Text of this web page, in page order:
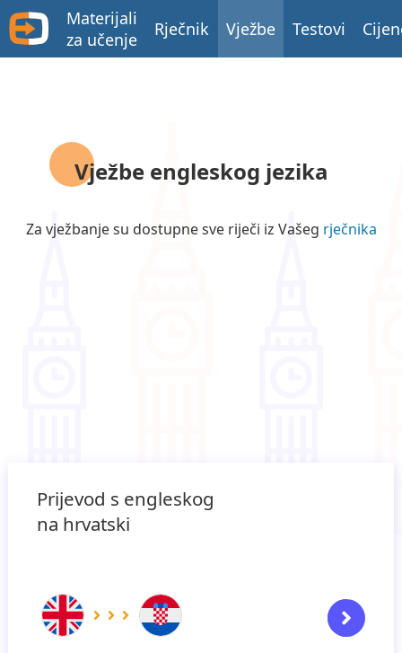
Materijali
za učenje
Rječnik Vježbe Testovi
Vježbe engleskog jezika
Za vježbanje su dostupne sve riječi iz Vašeg rječnika
Prijevod s engleskog
na hrvatski